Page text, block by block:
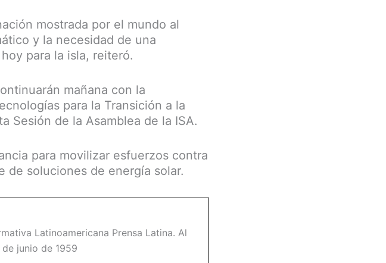
mostrada por el mundo al
y la necesidad de una
para la isla, reiteró.
mañana con la
para la Transición a la
Sesión de la Asamblea de la ISA.
para movilizar esfuerzos contra
de soluciones de energía solar.
Latinoamericana Prensa Latina. Al
junio de 1959